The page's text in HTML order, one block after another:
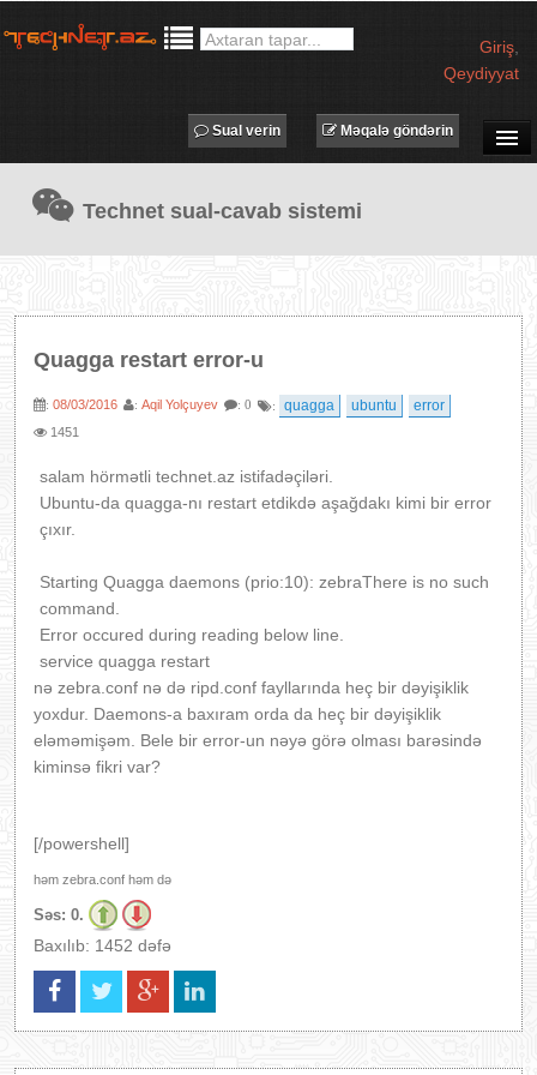
Giriş
Qeydiyyat
TECHNET TV
MƏQALƏLƏR
AVADANLIQLAR
XƏBƏRLƏR
Məqalə göndərin
Sual verin
Technet sual-cavab sistemi
Quagga restart error-u
: 08/03/2016 : Aqil Yolçuyev : 0 : quagga ubuntu error
1451
salam hörmətli technet.az istifadəçiləri.
Ubuntu-da quagga-nı restart etdikdə aşağdakı kimi bir error
çıxır.
Starting Quagga daemons (prio:10): zebraThere is no such
command.
Error occured during reading below line.
service quagga restart
nə zebra.conf nə də ripd.conf fayllarında heç bir dəyişiklik
yoxdur. Daemons-a baxıram orda da heç bir dəyişiklik
eləməmişəm. Bele bir error-un nəyə görə olması barəsində
kiminsə fikri var?
[/powershell]
həm zebra.conf həm də
Səs: 0.
Baxılıb: 1452 dəfə